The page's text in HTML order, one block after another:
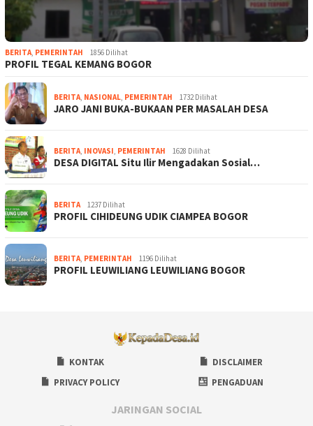
BERITA, PEMERINTAH 1856 Dilihat
PROFIL TEGAL KEMANG BOGOR
BERITA, NASIONAL, PEMERINTAH 1732 Dilihat
JARO JANI BUKA-BUKAAN PER MASALAH DESA
BERITA, INOVASI, PEMERINTAH 1628 Dilihat
DESA DIGITAL Situ Ilir Mengadakan Sosial…
BERITA 1237 Dilihat
PROFIL CIHIDEUNG UDIK CIAMPEA BOGOR
BERITA, PEMERINTAH 1196 Dilihat
PROFIL LEUWILIANG LEUWILIANG BOGOR
KONTAK
DISCLAIMER
PRIVACY POLICY
PENGADUAN
JARINGAN SOCIAL